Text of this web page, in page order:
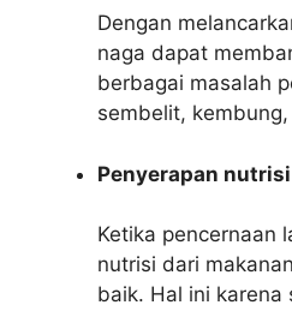
Dengan
naga dapat
berbagai masalah
sembelit,
Penyerapan
Ketika pencernaan
nutrisi dari
baik. Hal ini karena